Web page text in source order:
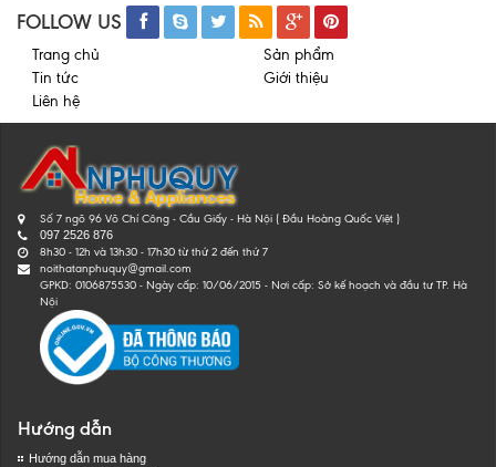
FOLLOW US
Trang chủ
Sản phẩm
Tin tức
Giới thiệu
Liên hệ
Số 7 ngõ 96 Võ Chí Công - Cầu Giấy - Hà Nội ( Đầu Hoàng Quốc Việt )
097 2526 876
8h30 - 12h và 13h30 - 17h30 từ thứ 2 đến thứ 7
noithatanphuquy@gmail.com
GPKD: 0106875530 - Ngày cấp: 10/06/2015 - Nơi cấp: Sở kế hoạch và đầu tư TP. Hà
Nội
Hướng dẫn
Hướng dẫn mua hàng